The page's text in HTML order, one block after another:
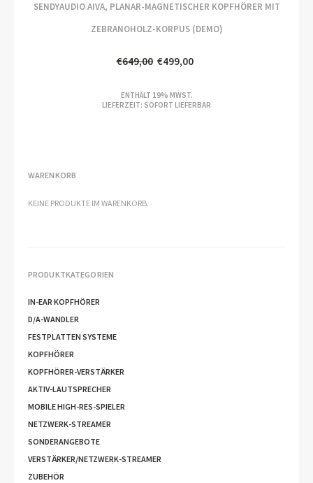
SENDYAUDIO AIVA, PLANAR-MAGNETISCHER KOPFHÖRER MIT
ZEBRANOHOLZ-KORPUS (DEMO)
€649,00 €499,00
ENTHÄLT 19% MWST.
LIEFERZEIT: SOFORT LIEFERBAR
WARENKORB
KEINE PRODUKTE IM WARENKORB.
PRODUKTKATEGORIEN
IN-EAR KOPFHÖRER
D/A-WANDLER
FESTPLATTEN SYSTEME
KOPFHÖRER
KOPFHÖRER-VERSTÄRKER
AKTIV-LAUTSPRECHER
MOBILE HIGH-RES-SPIELER
NETZWERK-STREAMER
SONDERANGEBOTE
VERSTÄRKER/NETZWERK-STREAMER
ZUBEHÖR